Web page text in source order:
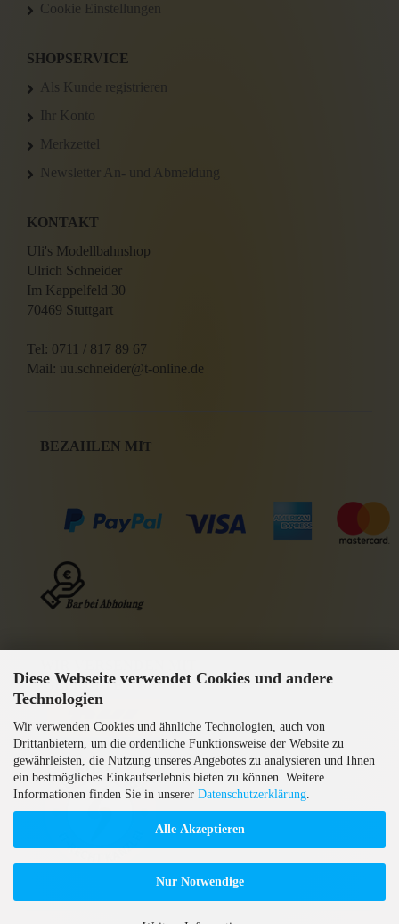
Diese Webseite verwendet Cookies und andere
Technologien
Wir verwenden Cookies und ähnliche Technologien, auch von
Drittanbietern, um die ordentliche Funktionsweise der Website zu
gewährleisten, die Nutzung unseres Angebotes zu analysieren und Ihnen
ein bestmögliches Einkaufserlebnis bieten zu können. Weitere
Informationen finden Sie in unserer Datenschutzerklärung
Alle Akzeptieren
Nur Notwendige
Cookie Einstellungen
SHOPSERVICE
Als Kunde registrieren
Ihr Konto
Merkzettel
Newsletter An- und Abmeldung
KONTAKT
Uli's Modellbahnshop
Ulrich Schneider
Im Kappelfeld 30
70469 Stuttgart
Tel: 0711 / 817 89 67
Mail: uu.schneider@t-online.de
BEZAHLEN MIT
GEPRÜFTE AGB